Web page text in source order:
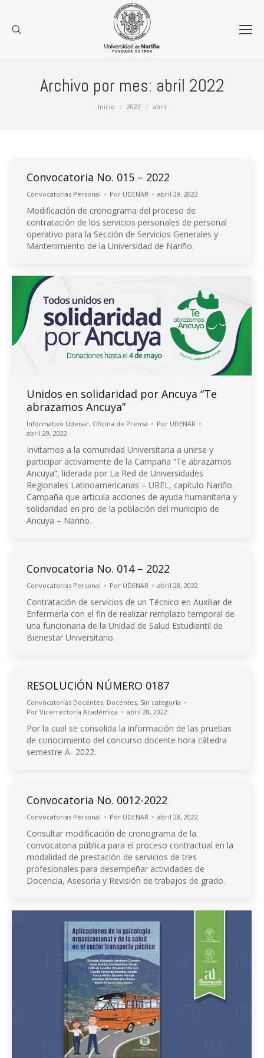
Archivo por mes: abril 2022
Inicio 2022 abril
Convocatoria No. 015 – 2022
Convocatorias Personal Por UDENAR abril 29, 2022
Modificación de cronograma del proceso de
contratación de los servicios personales de personal
operativo para la Sección de Servicios Generales y
Mantenimiento de la Universidad de Nariño.
Unidos en solidaridad por Ancuya “Te
abrazamos Ancuya”
Informativo Udenar, Oficina de Prensa Por UDENAR
abril 29, 2022
Invitamos a la comunidad Universitaria a unirse y
participar activamente de la Campaña “Te abrazamos
Ancuya”, liderada por La Red de Universidades
Regionales Latinoamericanas – UREL, capítulo Nariño.
Campaña que articula acciones de ayuda humanitaria y
solidaridad en pro de la población del municipio de
Ancuya – Nariño.
Convocatoria No. 014 – 2022
Convocatorias Personal Por UDENAR abril 28, 2022
Contratación de servicios de un Técnico en Auxiliar de
Enfermería con el fin de realizar remplazo temporal de
una funcionaria de la Unidad de Salud Estudiantil de
Bienestar Universitario.
RESOLUCIÓN NÚMERO 0187
Convocatorias Docentes, Docentes, Sin categoría
Por Vicerrectoría Académica abril 28, 2022
Por la cual se consolida la información de las pruebas
de conocimiento del concurso docente hora cátedra
semestre A- 2022.
Convocatoria No. 0012-2022
Convocatorias Personal Por UDENAR abril 28, 2022
Consultar modificación de cronograma de la
convocatoria pública para el proceso contractual en la
modalidad de prestación de servicios de tres
profesionales para desempeñar actividades de
Docencia, Asesoría y Revisión de trabajos de grado.